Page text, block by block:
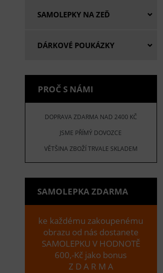
SAMOLEPKY NA ZEĎ
DÁRKOVÉ POUKÁZKY
PROČ S NÁMI
DOPRAVA ZDARMA NAD 2400 KČ
JSME PŘÍMÝ DOVOZCE
VĚTŠINA ZBOŽÍ TRVALE SKLADEM
SAMOLEPKA ZDARMA
ke každému zakoupenému
obrazu od nás dostanete
SAMOLEPKU V HODNOTĚ
600,-Kč jako bonus
Z D A R M A